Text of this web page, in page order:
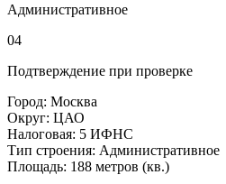
Административное
04
Подтверждение при проверке
Город: Москва
Округ: ЦАО
Налоговая: 5 ИФНС
Тип строения: Административное
Площадь: 188 метров (кв.)